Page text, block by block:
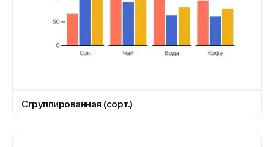
Сгруппированная (сорт.)